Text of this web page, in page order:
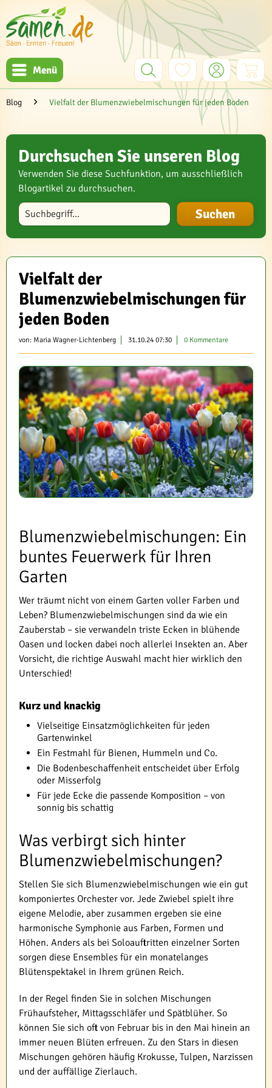
Menü
Blog Vielfalt der Blumenzwiebelmischungen für jeden Boden
Durchsuchen Sie unseren Blog
Verwenden Sie diese Suchfunktion, um ausschließlich
Blogartikel zu durchsuchen.
Blog durchsuchen
Vielfalt der
Blumenzwiebelmischungen für
jeden Boden
von: Maria Wagner-Lichtenberg 31.10.24 07:30 0 Kommentare
Blumenzwiebelmischungen: Ein
buntes Feuerwerk für Ihren
Garten
Wer träumt nicht von einem Garten voller Farben und
Leben? Blumenzwiebelmischungen sind da wie ein
Zauberstab – sie verwandeln triste Ecken in blühende
Oasen und locken dabei noch allerlei Insekten an. Aber
Vorsicht, die richtige Auswahl macht hier wirklich den
Unterschied!
Kurz und knackig
Vielseitige Einsatzmöglichkeiten für jeden
Gartenwinkel
Ein Festmahl für Bienen, Hummeln und Co.
Die Bodenbeschaffenheit entscheidet über Erfolg
oder Misserfolg
Für jede Ecke die passende Komposition – von
sonnig bis schattig
Was verbirgt sich hinter
Blumenzwiebelmischungen?
Stellen Sie sich Blumenzwiebelmischungen wie ein gut
komponiertes Orchester vor. Jede Zwiebel spielt ihre
eigene Melodie, aber zusammen ergeben sie eine
harmonische Symphonie aus Farben, Formen und
Höhen. Anders als bei Soloauftritten einzelner Sorten
sorgen diese Ensembles für ein monatelanges
Blütenspektakel in Ihrem grünen Reich.
In der Regel finden Sie in solchen Mischungen
Frühaufsteher, Mittagsschläfer und Spätblüher. So
können Sie sich oft von Februar bis in den Mai hinein an
immer neuen Blüten erfreuen. Zu den Stars in diesen
Mischungen gehören häufig Krokusse, Tulpen, Narzissen
und der auffällige Zierlauch.